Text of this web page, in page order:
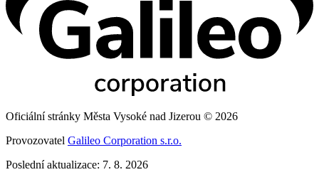
Oficiální stránky Města Vysoké nad Jizerou © 2026
Provozovatel Galileo Corporation s.r.o.
Poslední aktualizace: 7. 8. 2026